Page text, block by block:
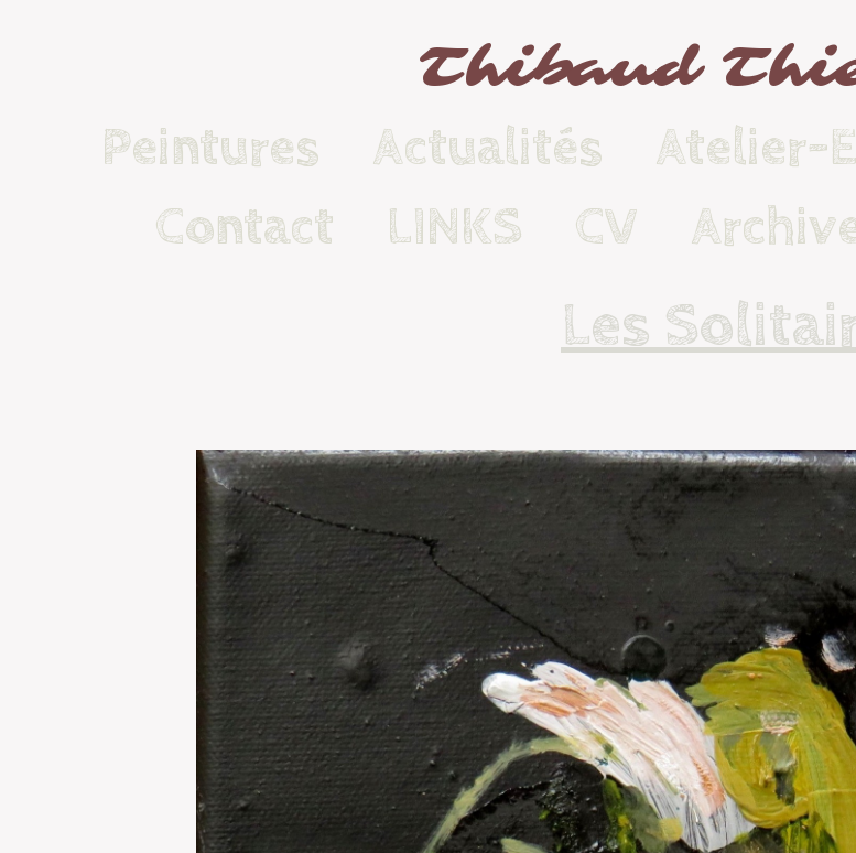
Thibaud
Peintures Actualités Atelier-
Contact
LINKS CV
Les